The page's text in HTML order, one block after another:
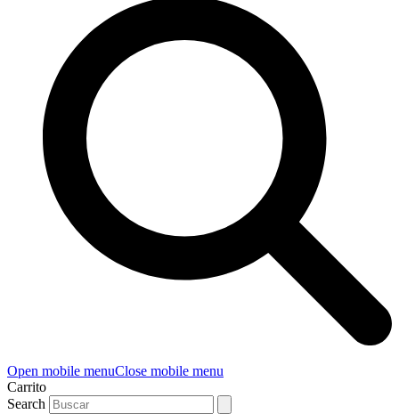
Open mobile menuClose mobile menu
Carrito
Search